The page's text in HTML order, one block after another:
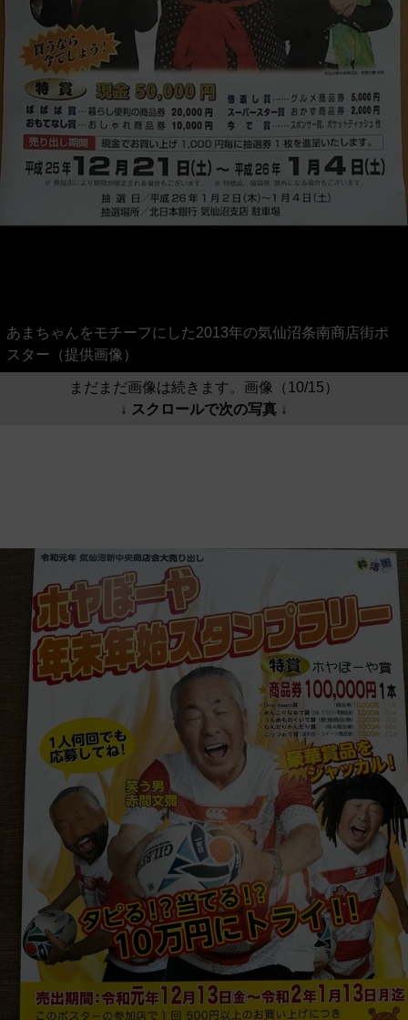
あまちゃんをモチーフにした2013年の気仙沼条南商店街ポ
スター（提供画像）
まだまだ画像は続きます。画像（10/15）
↓ スクロールで次の写真 ↓